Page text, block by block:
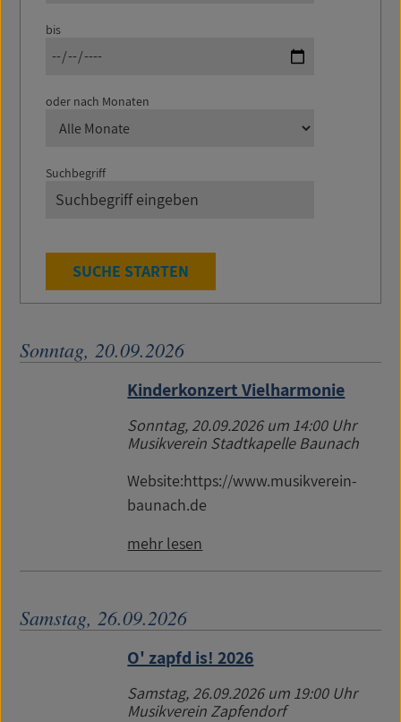
bis
oder nach Monaten
Suchbegriff
SUCHE STARTEN
Sonntag, 20.09.2026
Kinderkonzert Vielharmonie
Sonntag, 20.09.2026um 14:00 Uhr
Musikverein Stadtkapelle Baunach
Website:https://www.musikverein-
baunach.de
mehr lesen
Samstag, 26.09.2026
O' zapfd is! 2026
Samstag, 26.09.2026um 19:00 Uhr
Musikverein Zapfendorf